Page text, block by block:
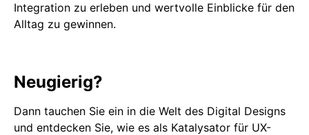
Integration zu erleben und wertvolle Einblicke für den
Alltag zu gewinnen.
Neugierig?
Dann tauchen Sie ein in die Welt des Digital Designs
und entdecken Sie, wie es als Katalysator für UX-